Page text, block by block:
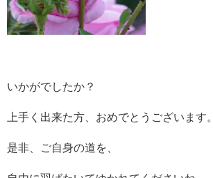
いかがでしたか？
上手く出来た方、おめでとうございます。
是非、ご自身の道を、